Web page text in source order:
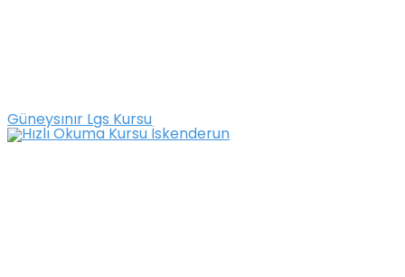
Güneysınır Lgs Kursu